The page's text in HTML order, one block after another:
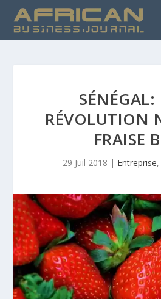
SÉNÉGAL:
RÉVOLUTION
FRAISE
29 Juil 2018 | Entreprise,